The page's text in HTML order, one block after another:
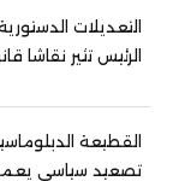
التعديلات
الرئيس تثير نقاشا
القطيعة
تصعيد سياسي